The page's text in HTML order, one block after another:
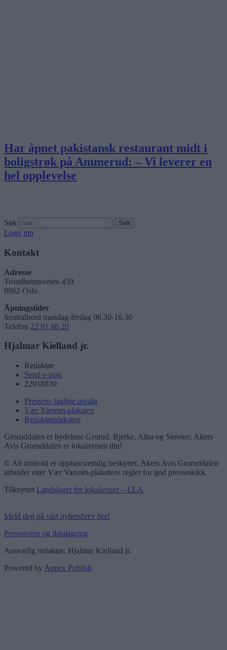
Har åpnet pakistansk restaurant midt i
boligstrøk på Ammerud: – Vi leverer en
hel opplevelse
Søk
Logg inn
Kontakt
Adresse
Trondheimsveien 459
0962 Oslo
Åpningstider
Sentralbord mandag-fredag 08.30-16.30
Telefon 22 91 88 20
Hjalmar Kielland jr.
Redaktør
Send e-post
22918830
Pressens faglige utvalg
Vær Varsom-plakaten
Redaktørplakaten
Groruddalen er bydelene Grorud, Bjerke, Alna og Stovner. Akers
Avis Groruddalen er lokalavisen din!
© Alt innhold er opphavsrettslig beskyttet. Akers Avis Groruddalen
arbeider etter Vær Varsom-plakatens regler for god presseskikk.
Tilknyttet Landslaget for lokalaviser – LLA
Meld deg på vårt nyhetsbrev her!
Personvern og datalagring
Ansvarlig redaktør: Hjalmar Kielland jr.
Powered by Appex Publish